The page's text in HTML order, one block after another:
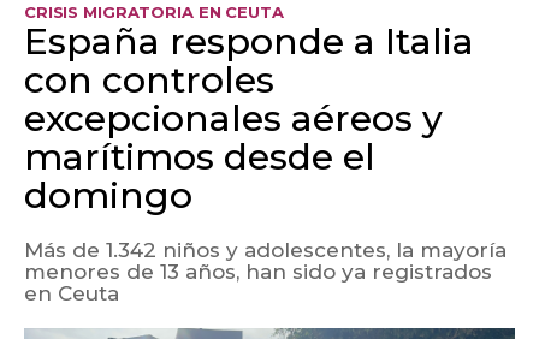
CRISIS MIGRATORIA EN CEUTA
España responde a Italia
con controles
excepcionales aéreos y
marítimos desde el
domingo
Más de 1.342 niños y adolescentes, la mayoría
menores de 13 años, han sido ya registrados
en Ceuta